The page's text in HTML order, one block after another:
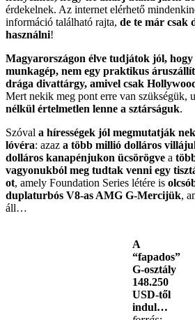
érdekelnek. Az internet elérhető
információ található rajta, de te már csak
használni!
Magyarországon élve tudjátok jól,
munkagép, nem egy praktikus
drága divattárgy, amivel csak
Mert nekik meg pont erre van szükségük,
nélkül értelmetlen lenne a sztárságuk.
Szóval a hírességek jól megmutatják
lóvéra: azaz a több millió dolláros
dolláros kanapénjukon ücsörögve a
vagyonukból meg tudtak venni egy
ot, amely Foundation Series létére is
duplaturbós V8-as AMG G-Mercijük,
áll…
A
“fapados”
G-osztály
148.250
USD-től
indul…